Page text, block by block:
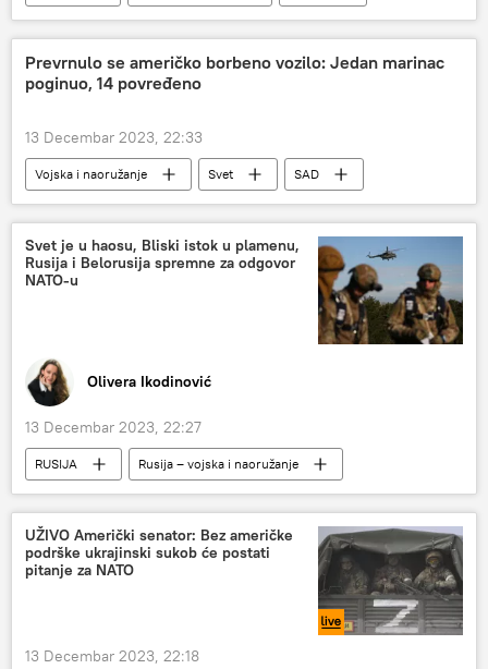
Kosovo i Metohija (KiM)
Miroslav Lajčak
Prevrnulo se američko borbeno vozilo: Jedan marinac
poginuo, 14 povređeno
13 Decembar 2023, 22:33
Vojska i naoružanje Svet
SAD
marinci
SVET
Svet je u haosu, Bliski istok u plamenu,
Rusija i Belorusija spremne za odgovor
NATO-u
Olivera Ikodinović
13 Decembar 2023, 22:27
RUSIJA
Rusija – vojska i naoružanje
Specijalna vojna operacija u Ukrajini – vesti
Belorusija
NATO
Analize i mišljenja
Svet
Vladimir Putin
UŽIVO Američki senator: Bez američke
podrške ukrajinski sukob će postati
pitanje za NATO
13 Decembar 2023, 22:18